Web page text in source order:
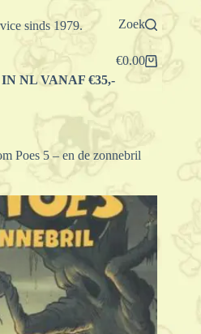
sinds 1979. Zoek
Winkelwagen
€0.00
NL VANAF €35,-
Poes 5 – en de zonnebril